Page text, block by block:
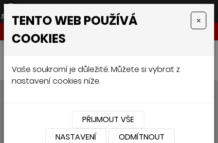
Plechový disk 6Jx14 Škoda Fabia II
TENTO WEB POUŽÍVÁ
COOKIES
×
Vaše soukromí je důležité. Můžete si vybrat z
nastavení cookies níže.
PŘIJMOUT VŠE
NASTAVENÍ
ODMÍTNOUT